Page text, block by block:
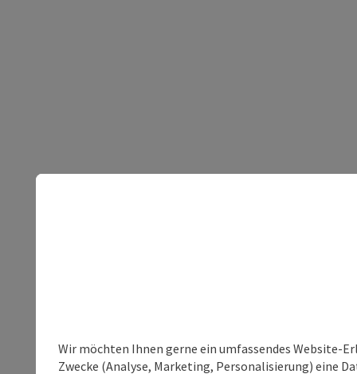
Wir möchten Ihnen gerne ein umfassendes Website-
Zwecke (Analyse, Marketing, Personalisierung) eine